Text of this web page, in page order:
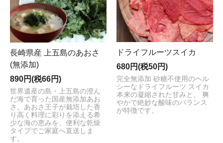
長崎県産 上五島のあおさ
(無添加)
890円(税66円)
世界遺産の島・上五島の澄ん
だ海で育った国産無添加あお
さ。あおさ王子が栽培した香
り高く料理に彩りを添える希
少な海の恵みを、便利な乾燥
タイプでご家庭へ直送しま
す。
ドライフルーツスイカ
680円(税50円)
完全無添加 砂糖不使用のヘル
シーなドライフルーツ スイカ
本来の凝縮された甘みと、 爽
やかで絶妙な酸味のバランス
が特徴です。